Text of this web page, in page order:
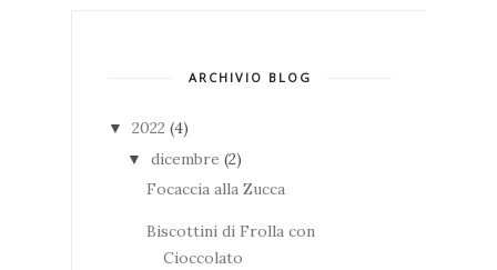
ARCHIVIO BLOG
▼ 2022 (4)
▼ dicembre (2)
Focaccia alla Zucca
Biscottini di Frolla con
Cioccolato